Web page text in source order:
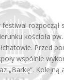
festiwal rozpoczął
kościoła
Przed
wspólnie
„Barkę”.